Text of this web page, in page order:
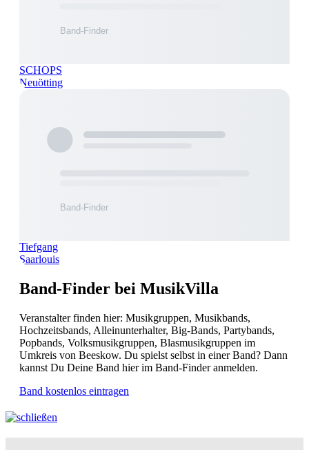
SCHOPS
Neuötting
Tiefgang
Saarlouis
Band-Finder bei MusikVilla
Veranstalter finden hier: Musikgruppen, Musikbands,
Hochzeitsbands, Alleinunterhalter, Big-Bands, Partybands,
Popbands, Volksmusikgruppen, Blasmusikgruppen im
Umkreis von Beeskow. Du spielst selbst in einer Band? Dann
kannst Du Deine Band hier im Band-Finder anmelden.
Band kostenlos eintragen